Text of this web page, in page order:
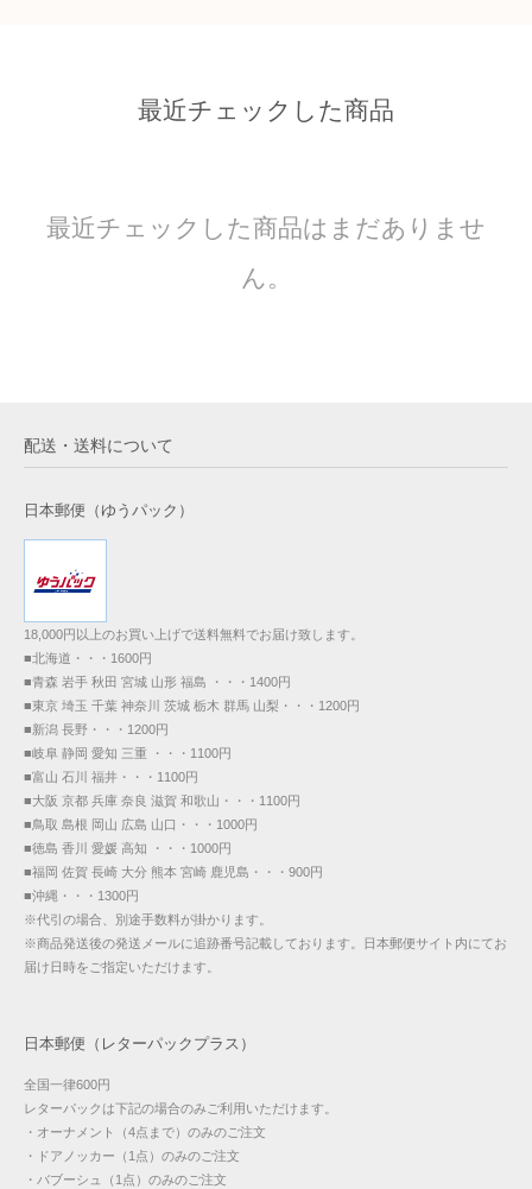
最近チェックした商品
最近チェックした商品はまだありませ
ん。
配送・送料について
日本郵便（ゆうパック）
18,000円以上のお買い上げで送料無料でお届け致します。
■北海道・・・1600円
■青森 岩手 秋田 宮城 山形 福島 ・・・1400円
■東京 埼玉 千葉 神奈川 茨城 栃木 群馬 山梨・・・1200円
■新潟 長野・・・1200円
■岐阜 静岡 愛知 三重 ・・・1100円
■富山 石川 福井・・・1100円
■大阪 京都 兵庫 奈良 滋賀 和歌山・・・1100円
■鳥取 島根 岡山 広島 山口・・・1000円
■徳島 香川 愛媛 高知 ・・・1000円
■福岡 佐賀 長崎 大分 熊本 宮崎 鹿児島・・・900円
■沖縄・・・1300円
※代引の場合、別途手数料が掛かります。
※商品発送後の発送メールに追跡番号記載しております。日本郵便サイト内にてお
届け日時をご指定いただけます。
日本郵便（レターパックプラス）
全国一律600円
レターパックは下記の場合のみご利用いただけます。
・オーナメント（4点まで）のみのご注文
・ドアノッカー（1点）のみのご注文
・バブーシュ（1点）のみのご注文